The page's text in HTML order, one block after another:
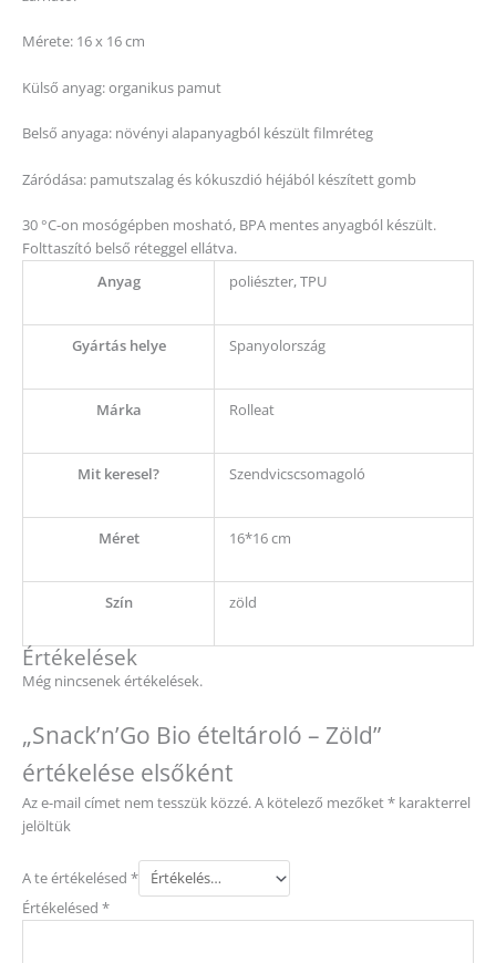
Mérete: 16 x 16 cm
Külső anyag: organikus pamut
Belső anyaga: növényi alapanyagból készült filmréteg
Záródása: pamutszalag és kókuszdió héjából készített gomb
30 °C-on mosógépben mosható, BPA mentes anyagból készült.
Folttaszító belső réteggel ellátva.
Anyag
poliészter, TPU
Gyártás helye Spanyolország
Márka Rolleat
Mit keresel? Szendvicscsomagoló
Méret 16*16 cm
Szín zöld
Értékelések
Még nincsenek értékelések.
„Snack’n’Go Bio ételtároló – Zöld”
értékelése elsőként
Az e-mail címet nem tesszük közzé. A kötelező mezőket* karakterrel
jelöltük
A te értékelésed *
Értékelésed *